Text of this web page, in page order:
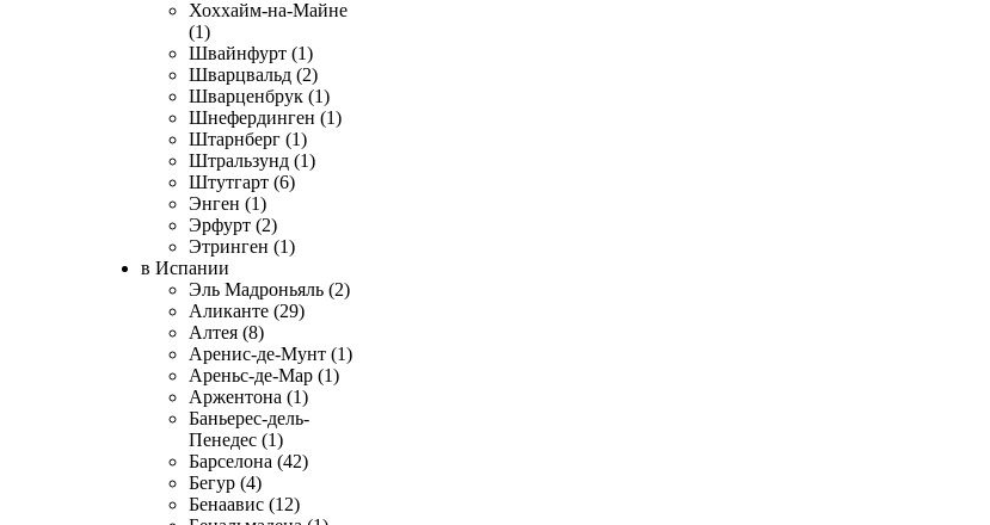
Хоххайм-на-Майне
(1)
Швайнфурт (1)
Шварцвальд (2)
Шварценбрук (1)
Шнефердинген (1)
Штарнберг (1)
Штральзунд (1)
Штутгарт (6)
Энген (1)
Эрфурт (2)
Этринген (1)
в Испании
Эль Мадроньяль (2)
Аликанте (29)
Алтея (8)
Аренис-де-Мунт (1)
Ареньс-де-Мар (1)
Аржентона (1)
Баньерес-дель-
Пенедес (1)
Барселона (42)
Бегур (4)
Бенаавис (12)